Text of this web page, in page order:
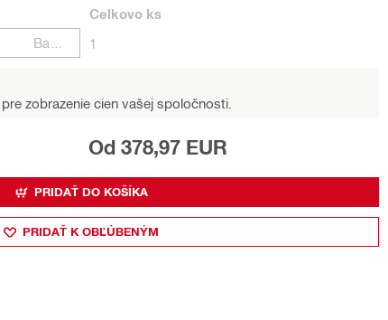
Celkovo ks
1
pre zobrazenie cien vašej spoločnosti.
Od 378,97 EUR
PRIDAŤ DO KOŠÍKA
PRIDAŤ K OBĽÚBENÝM